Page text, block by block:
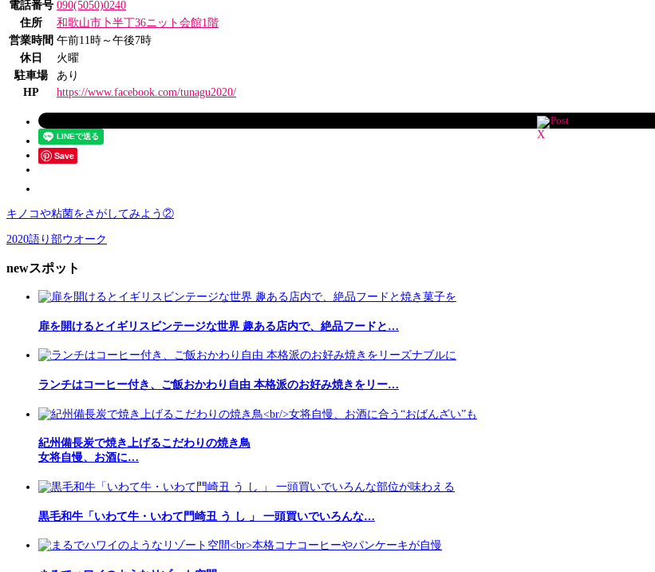
電話番号 090(5050)0240
住所
和歌山市卜半丁36ニット会館1階
営業時間 午前11時～午後7時
休日
火曜
駐車場
あり
HP
https://www.facebook.com/tunagu2020/
Post
Save
キノコや粘菌をさがしてみよう②
2020語り部ウオーク
newスポット
扉を開けるとイギリスビンテージな世界 趣ある店内で、絶品フードと…
ランチはコーヒー付き、ご飯おかわり自由 本格派のお好み焼きをリー…
紀州備長炭で焼き上げるこだわりの焼き鳥
女将自慢、お酒に…
黒毛和牛「いわて牛・いわて門崎丑 う し 」 一頭買いでいろんな…